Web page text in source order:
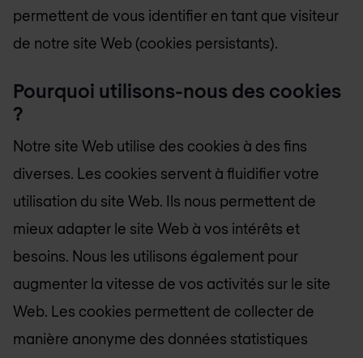
permettent de vous identifier en tant que visiteur
de notre site Web (cookies persistants).
Pourquoi utilisons-nous des cookies
?
Notre site Web utilise des cookies à des fins
diverses. Les cookies servent à fluidifier votre
utilisation du site Web. Ils nous permettent de
mieux adapter le site Web à vos intérêts et
besoins. Nous les utilisons également pour
augmenter la vitesse de vos activités sur le site
Web. Les cookies permettent de collecter de
manière anonyme des données statistiques